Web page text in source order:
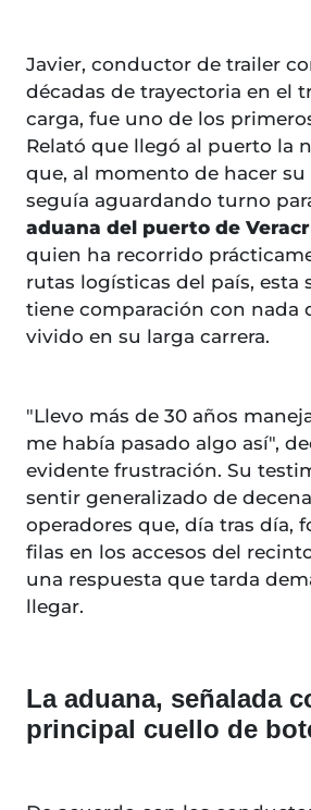
Javier, conductor de trailer
décadas de trayectoria en el
carga, fue uno de los
Relató que llegó al puerto la
que, al momento de hacer su
seguía aguardando turno
aduana del puerto de
quien ha recorrido
rutas logísticas del país, esta
tiene comparación con nada
vivido en su larga carrera.
"Llevo más de 30 años
me había pasado algo así",
evidente frustración. Su
sentir generalizado de
operadores que, día tras día,
filas en los accesos del
una respuesta que tarda
llegar.
La aduana, señalada
principal cuello de